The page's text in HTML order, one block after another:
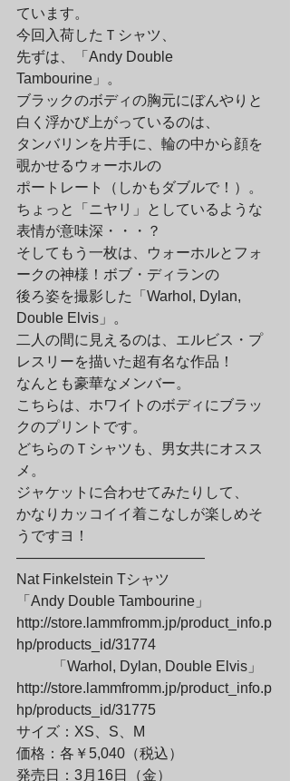
ています。
今回入荷したＴシャツ、
先ずは、「Andy Double
Tambourine」。
ブラックのボディの胸元にぼんやりと
白く浮かび上がっているのは、
タンバリンを片手に、輪の中から顔を
覗かせるウォーホルの
ポートレート（しかもダブルで！）。
ちょっと「ニヤリ」としているような
表情が意味深・・・？
そしてもう一枚は、ウォーホルとフォ
ークの神様！ボブ・ディランの
後ろ姿を撮影した「Warhol, Dylan,
Double Elvis」。
二人の間に見えるのは、エルビス・プ
レスリーを描いた超有名な作品！
なんとも豪華なメンバー。
こちらは、ホワイトのボディにブラッ
クのプリントです。
どちらのＴシャツも、男女共にオスス
メ。
ジャケットに合わせてみたりして、
かなりカッコイイ着こなしが楽しめそ
うですヨ！
—————————————
Nat Finkelstein Tシャツ
「Andy Double Tambourine」
http://store.lammfromm.jp/product_info.p
hp/products_id/31774
http://store.lammfromm.jp/product_info.p
hp/products_id/31775
サイズ：XS、S、M
価格：各￥5,040（税込）
発売日：3月16日（金）